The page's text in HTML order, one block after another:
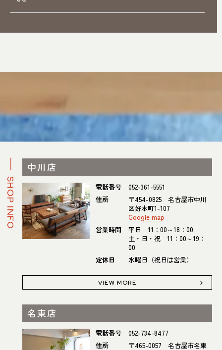
SHOP INFO
中川店
電話番号
052-361-5551
住所
〒454-0825 名古屋市中川
区好本町1-107
Google map
営業時間
平日 11：00～18：00
土・日・祝 11：00～19：
00
定休日
水曜日（祝日は営業）
VIEW MORE
名東店
電話番号
052-734-8477
住所
〒465-0057 名古屋市名東